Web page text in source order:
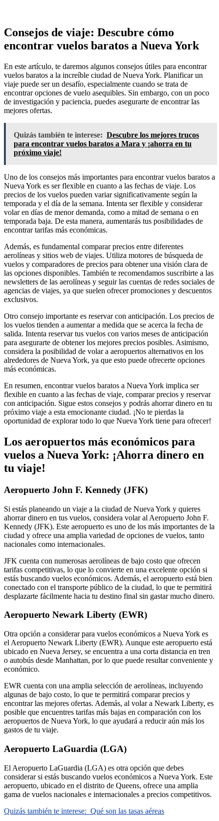
Consejos de viaje: Descubre cómo
encontrar vuelos baratos a Nueva York
En este artículo, te daremos algunos consejos útiles para encontrar
vuelos baratos a la increíble ciudad de Nueva York. Planificar un
viaje puede ser un desafío, especialmente cuando se trata de
encontrar opciones de vuelo asequibles. Sin embargo, con un poco
de investigación y paciencia, puedes asegurarte de encontrar las
mejores ofertas.
Quizás también te interese: Descubre los mejores trucos
para encontrar vuelos baratos a Mara y ¡ahorra en tu
próximo viaje!
Uno de los consejos más importantes para encontrar vuelos baratos a
Nueva York es ser flexible en cuanto a las fechas de viaje. Los
precios de los vuelos pueden variar significativamente según la
temporada y el día de la semana. Intenta ser flexible y considerar
volar en días de menor demanda, como a mitad de semana o en
temporada baja. De esta manera, aumentarás tus posibilidades de
encontrar tarifas más económicas.
Además, es fundamental comparar precios entre diferentes
aerolíneas y sitios web de viajes. Utiliza motores de búsqueda de
vuelos y comparadores de precios para obtener una visión clara de
las opciones disponibles. También te recomendamos suscribirte a las
newsletters de las aerolíneas y seguir las cuentas de redes sociales de
agencias de viajes, ya que suelen ofrecer promociones y descuentos
exclusivos.
Otro consejo importante es reservar con anticipación. Los precios de
los vuelos tienden a aumentar a medida que se acerca la fecha de
salida. Intenta reservar tus vuelos con varios meses de anticipación
para asegurarte de obtener los mejores precios posibles. Asimismo,
considera la posibilidad de volar a aeropuertos alternativos en los
alrededores de Nueva York, ya que esto puede ofrecerte opciones
más económicas.
En resumen, encontrar vuelos baratos a Nueva York implica ser
flexible en cuanto a las fechas de viaje, comparar precios y reservar
con anticipación. Sigue estos consejos y podrás ahorrar dinero en tu
próximo viaje a esta emocionante ciudad. ¡No te pierdas la
oportunidad de explorar todo lo que Nueva York tiene para ofrecer!
Los aeropuertos más económicos para
vuelos a Nueva York: ¡Ahorra dinero en
tu viaje!
Aeropuerto John F. Kennedy (JFK)
Si estás planeando un viaje a la ciudad de Nueva York y quieres
ahorrar dinero en tus vuelos, considera volar al Aeropuerto John F.
Kennedy (JFK). Este aeropuerto es uno de los más importantes de la
ciudad y ofrece una amplia variedad de opciones de vuelos, tanto
nacionales como internacionales.
JFK cuenta con numerosas aerolíneas de bajo costo que ofrecen
tarifas competitivas, lo que lo convierte en una excelente opción si
estás buscando vuelos económicos. Además, el aeropuerto está bien
conectado con el transporte público de la ciudad, lo que te permitirá
desplazarte fácilmente hacia tu destino final sin gastar mucho dinero.
Aeropuerto Newark Liberty (EWR)
Otra opción a considerar para vuelos económicos a Nueva York es
el Aeropuerto Newark Liberty (EWR). Aunque este aeropuerto está
ubicado en Nueva Jersey, se encuentra a una corta distancia en tren
o autobús desde Manhattan, por lo que puede resultar conveniente y
económico.
EWR cuenta con una amplia selección de aerolíneas, incluyendo
algunas de bajo costo, lo que te permitirá comparar precios y
encontrar las mejores ofertas. Además, al volar a Newark Liberty, es
posible que encuentres tarifas más bajas en comparación con los
aeropuertos de Nueva York, lo que ayudará a reducir aún más los
gastos de tu viaje.
Aeropuerto LaGuardia (LGA)
El Aeropuerto LaGuardia (LGA) es otra opción que debes
considerar si estás buscando vuelos económicos a Nueva York. Este
aeropuerto, ubicado en el distrito de Queens, ofrece una amplia
gama de vuelos nacionales e internacionales a precios competitivos.
Quizás también te interese: Qué son las tasas aéreas